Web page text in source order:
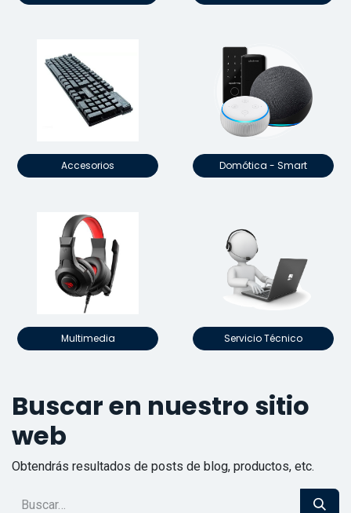
Accesorios Domótica - Smart
Multimedia Servicio Técnico
Buscar en nuestro sitio
web
Obtendrás resultados de posts de blog, productos, etc.